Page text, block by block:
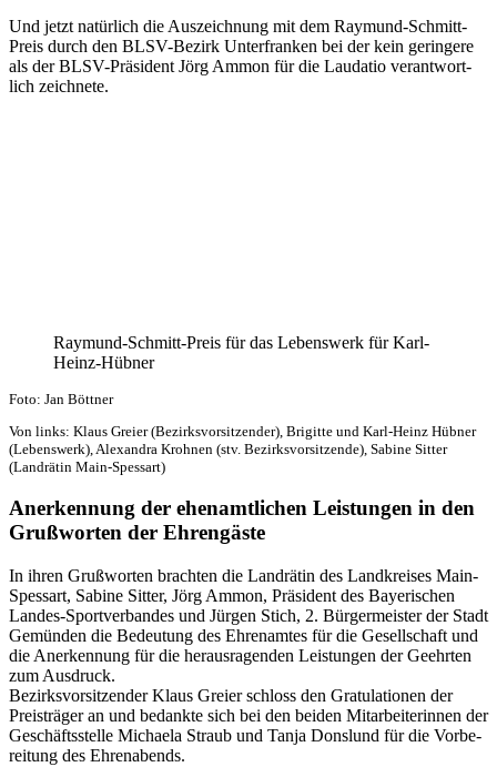
Und jetzt natür­lich die Auszeich­nung mit dem Raymund-Schmitt-
Preis durch den BLSV-Bezirk Unter­fran­ken bei der kein gerin­gere
als der BLSV-Präsi­dent Jörg Ammon für die Lauda­tio verant­wort­
lich zeichnete.
Raymund-Schmitt-Preis für das Lebens­werk für Karl-
Heinz-Hübner
Foto: Jan Böttner
Von links: Klaus Greier (Bezirks­vor­sit­zen­der), Brigitte und Karl-Heinz Hübner
(Lebens­werk), Alex­an­dra Kroh­nen (stv. Bezirks­vor­sit­zende), Sabine Sitter
(Land­rä­tin Main-Spessart)
Aner­ken­nung der ehen­amt­li­chen Leis­tun­gen in den
Gruß­wor­ten der Ehrengäste
In ihren Gruß­wor­ten brach­ten die Land­rä­tin des Land­krei­ses Main-
Spes­sart, Sabine Sitter, Jörg Ammon, Präsi­dent des Baye­ri­schen
Landes-Sport­ver­ban­des und Jürgen Stich, 2. Bürger­meis­ter der Stadt
Gemün­den die Bedeu­tung des Ehren­am­tes für die Gesell­schaft und
die Aner­ken­nung für die heraus­ra­gen­den Leis­tun­gen der Geehr­ten
zum Ausdruck.
Bezirks­vor­sit­zen­der Klaus Greier schloss den Gratu­la­tio­nen der
Preis­trä­ger an und bedankte sich bei den beiden Mitar­bei­te­rin­nen der
Geschäfts­stelle Michaela Straub und Tanja Dons­lund für die Vorbe­
rei­tung des Ehrenabends.